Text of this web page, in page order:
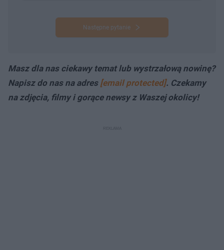
Następne pytanie
Masz dla nas ciekawy temat lub wystrzałową nowinę?
Napisz do nas na adres [email protected]. Czekamy
na zdjęcia, filmy i gorące newsy z Waszej okolicy!